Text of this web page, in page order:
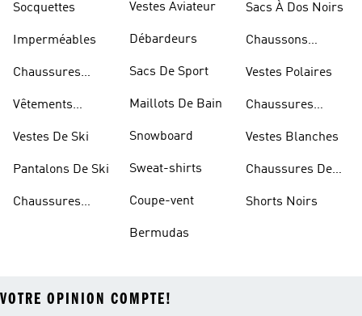
Socquettes
Imperméables
Chaussures
Vêtements
Vestes De Ski
Pantalons De Ski
Chaussures
Vestes Aviateur
Débardeurs
Sacs De Sport
Maillots De Bain
Snowboard
Sweat-shirts
Coupe-vent
Bermudas
Sacs À Dos Noirs
Chaussons
Vestes Polaires
Chaussures
Vestes Blanches
Chaussures De
Shorts Noirs
VOTRE OPINION COMPTE!